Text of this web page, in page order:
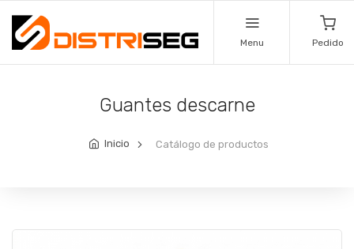
Menu Pedido
Guantes descarne
Inicio Catálogo de productos